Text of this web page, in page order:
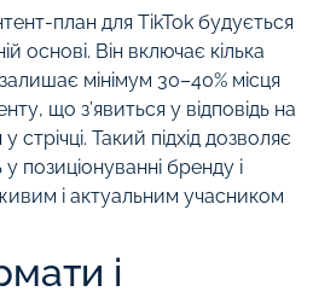
план для TikTok будується
основі. Він включає кілька
мінімум 30–40% місця
що з’явиться у відповідь на
стрічці. Такий підхід дозволяє
у позиціонуванні бренду і
і актуальним учасником
і